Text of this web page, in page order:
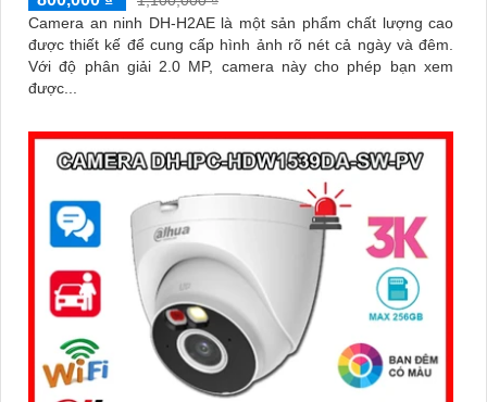
Camera an ninh DH-H2AE là một sản phẩm chất lượng cao
được thiết kế để cung cấp hình ảnh rõ nét cả ngày và đêm.
Với độ phân giải 2.0 MP, camera này cho phép bạn xem
được...